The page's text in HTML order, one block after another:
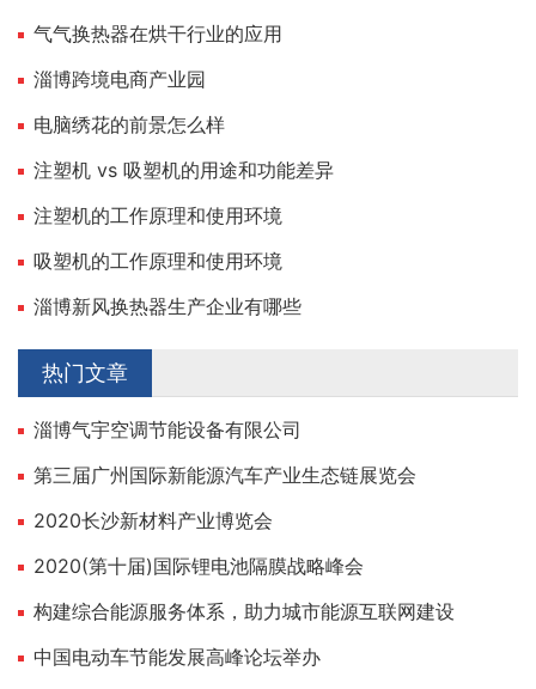
气气换热器在烘干行业的应用
淄博跨境电商产业园
电脑绣花的前景怎么样
注塑机 vs 吸塑机的用途和功能差异
注塑机的工作原理和使用环境
吸塑机的工作原理和使用环境
淄博新风换热器生产企业有哪些
热门文章
淄博气宇空调节能设备有限公司
第三届广州国际新能源汽车产业生态链展览会
2020长沙新材料产业博览会
2020(第十届)国际锂电池隔膜战略峰会
构建综合能源服务体系，助力城市能源互联网建设
中国电动车节能发展高峰论坛举办